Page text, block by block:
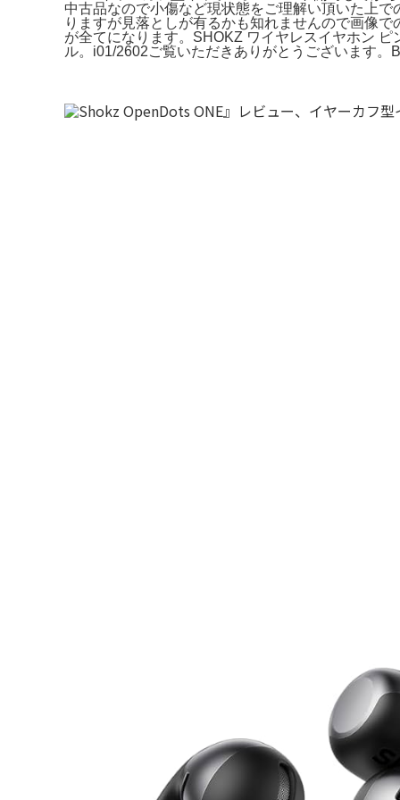
中古品なので小傷など現状態をご理解い頂いた上
りますが見落としが有るかも知れませんので画像
が全てになります。SHOKZ ワイヤレスイヤホン
ル。i01/2602ご覧いただきありがとうございます